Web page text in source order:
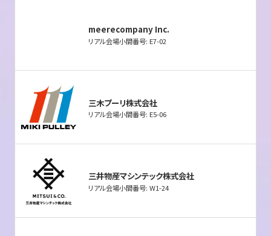
meerecompany Inc.
リアル会場小間番号: E7-02
三木プーリ株式会社
リアル会場小間番号: E5-06
三井物産マシンテック株式会社
リアル会場小間番号: W1-24